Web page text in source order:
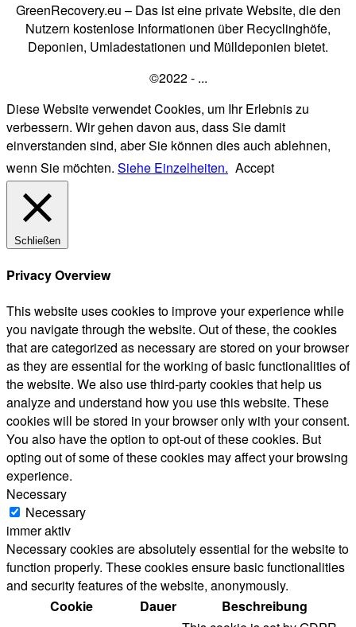
GreenRecovery.eu – Das ist eine private Website, die den
Nutzern kostenlose Informationen über Recyclinghöfe,
Deponien, Umladestationen und Mülldeponien bietet.
©2022 - ...
Diese Website verwendet Cookies, um Ihr Erlebnis zu
verbessern. Wir gehen davon aus, dass Sie damit
einverstanden sind, aber Sie können dies auch ablehnen,
wenn Sie möchten. Siehe Einzelheiten. Accept
Schließen
Privacy Overview
This website uses cookies to improve your experience while
you navigate through the website. Out of these, the cookies
that are categorized as necessary are stored on your browser
as they are essential for the working of basic functionalities of
the website. We also use third-party cookies that help us
analyze and understand how you use this website. These
cookies will be stored in your browser only with your consent.
You also have the option to opt-out of these cookies. But
opting out of some of these cookies may affect your browsing
experience.
Necessary
Necessary
immer aktiv
Necessary cookies are absolutely essential for the website to
function properly. These cookies ensure basic functionalities
and security features of the website, anonymously.
Cookie
Dauer
Beschreibung